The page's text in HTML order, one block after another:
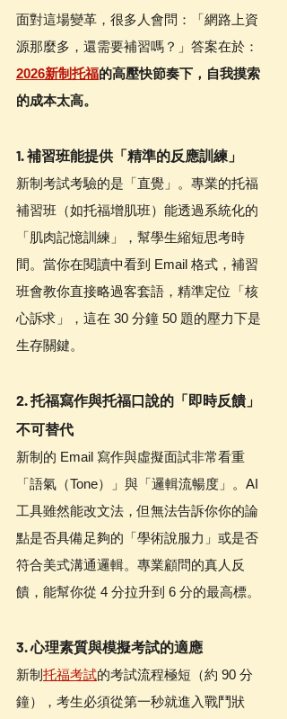
面對這場變革，很多人會問：「網路上資
源那麼多，還需要補習嗎？」答案在於：
2026新制托福的高壓快節奏下，自我摸索
的成本太高。
1. 補習班能提供「精準的反應訓練」
新制考試考驗的是「直覺」。專業的托福
補習班（如托福增肌班）能透過系統化的
「肌肉記憶訓練」，幫學生縮短思考時
間。當你在閱讀中看到 Email 格式，補習
班會教你直接略過客套語，精準定位「核
心訴求」，這在 30 分鐘 50 題的壓力下是
生存關鍵。
2. 托福寫作與托福口說的「即時反饋」
不可替代
新制的 Email 寫作與虛擬面試非常看重
「語氣（Tone）」與「邏輯流暢度」。AI
工具雖然能改文法，但無法告訴你你的論
點是否具備足夠的「學術說服力」或是否
符合美式溝通邏輯。專業顧問的真人反
饋，能幫你從 4 分拉升到 6 分的最高標。
3. 心理素質與模擬考試的適應
新制 托福考試的考試流程極短（約 90 分
鐘），考生必須從第一秒就進入戰鬥狀